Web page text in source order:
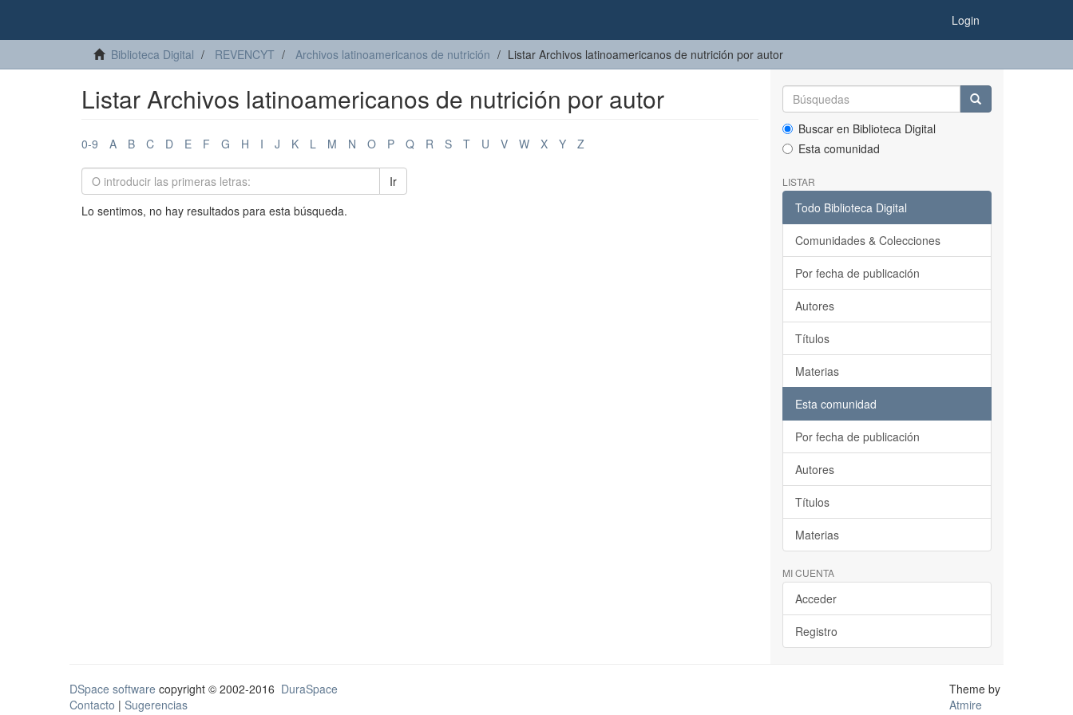
Login
Biblioteca Digital REVENCYT Archivos latinoamericanos de nutrición Listar Archivos latinoamericanos de nutrición por autor
Listar Archivos latinoamericanos de nutrición por autor
0-9 A B C D E F G H I J K L M N O P Q R S T U V W X Y Z
Ir
Lo sentimos, no hay resultados para esta búsqueda.
Buscar en Biblioteca Digital
Esta comunidad
LISTAR
Todo Biblioteca Digital
Comunidades & Colecciones
Por fecha de publicación
Autores
Títulos
Materias
Esta comunidad
Por fecha de publicación
Autores
Títulos
Materias
MI CUENTA
Acceder
Registro
DSpace software copyright © 2002-2016 DuraSpace
Contacto | Sugerencias
Theme by
Atmire